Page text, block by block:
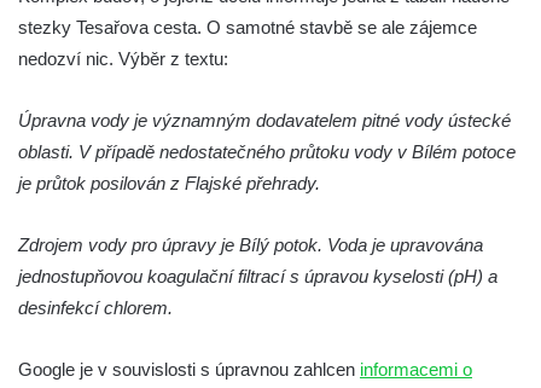
Biskupská rezidence v Českých
Budějovicích
či Kaplanka
Fara v Římově
Budova spořitelny čp. 1127/1 a 1127/25 v
Budova čp. 1066/3 (Základní škola Tyršova)
stezky Tesařova cesta. O samotné stavbě se ale zájemce
nedozví nic. Výběr z textu:
Úpravna vody je významným dodavatelem pitné vody ústecké
oblasti. V případě nedostatečného průtoku vody v Bílém potoce
je průtok posilován z Flajské přehrady.
Zdrojem vody pro úpravy je Bílý potok. Voda je upravována
jednostupňovou koagulační filtrací s úpravou kyselosti (pH) a
desinfekcí chlorem.
Google je v souvislosti s úpravnou zahlcen informacemi o